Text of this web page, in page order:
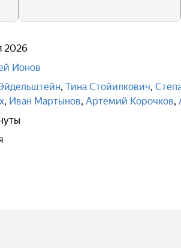
2026
Ионов
, Тина Стойилкович,
, Иван Мартынов, Артемий Корочков,